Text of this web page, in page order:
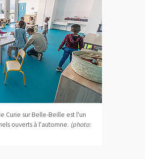
Curie sur Belle-Beille est l'un
ouverts à l'automne. (photo: